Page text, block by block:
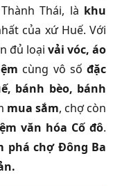
Thái, là khu
của xứ Huế. Với
đủ loại vải vóc, áo
cùng vô sốđặc
bánh bèo, bánh
mua sắm, chợ còn
văn hóa Cố đô.
phá chợ Đông Ba